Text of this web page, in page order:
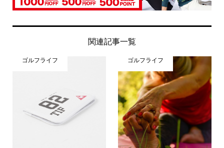
関連記事一覧
ゴルフライフ ゴルフライフ